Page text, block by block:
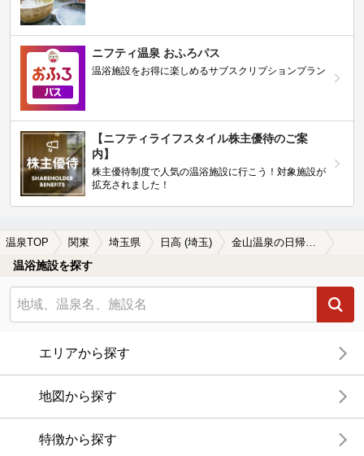
ニフティ温泉 おふろパス
温浴施設をお得に楽しめるサブスクリプションプラン
【ニフティライフスタイル株主優待のご案
内】
株主優待制度で人気の温浴施設に行こう！対象施設が
拡充されました！
温泉TOP 関東 埼玉県 日高 (埼玉) 金山温泉の日帰り温泉、旅館、ホテルおすすめ
温浴施設を探す
エリアから探す
地図から探す
特徴から探す